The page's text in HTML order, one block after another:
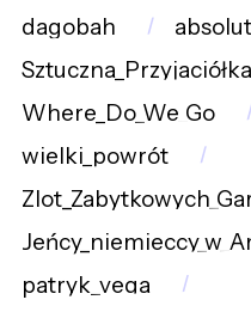
dagobah
Sztuczna_Przyjaciółka
Where_Do_We_Go
wielki_powrót
patryk_vega